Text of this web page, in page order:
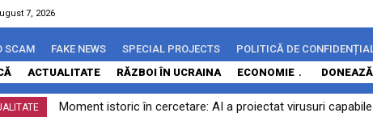
7, 2026
SCAM FAKE NEWS SPECIAL PROJECTS
POLITICĂ DE
ACTUALITATE RĂZBOI ÎN UCRAINA ECONOMIE DONEAZĂ
Moment istoric în cercetare: AI a proiectat virusuri
Bruxelles-ul analizează legea decarbonizării adoptată de